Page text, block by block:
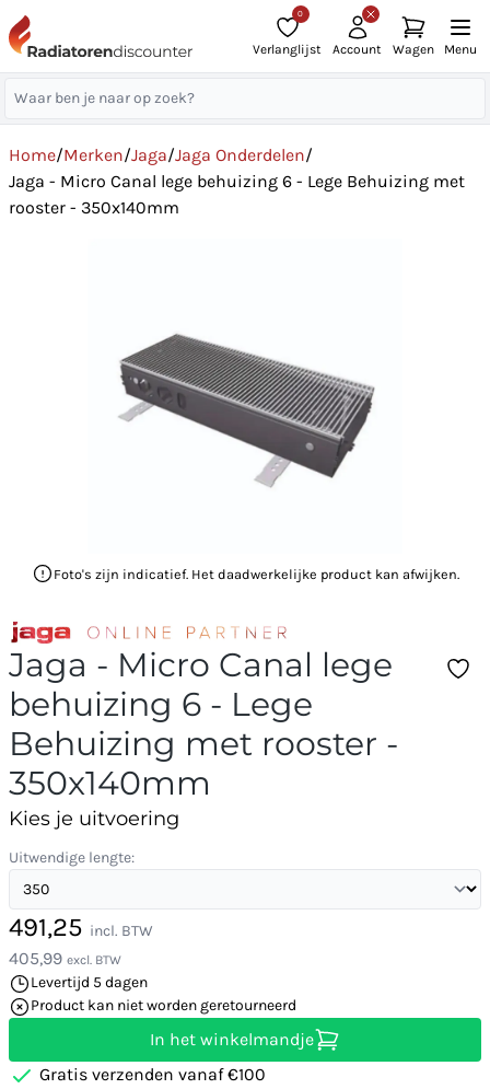
0
Verlanglijst Account Wagen Menu
Home/Merken/Jaga/Jaga Onderdelen/
Jaga - Micro Canal lege behuizing 6 - Lege Behuizing met
rooster - 350x140mm
Foto's zijn indicatief. Het daadwerkelijke product kan afwijken.
Jaga - Micro Canal lege
behuizing 6 - Lege
Behuizing met rooster -
350x140mm
Kies je uitvoering
Uitwendige lengte:
491,25 incl. BTW
405,99 excl. BTW
Levertijd 5 dagen
Product kan niet worden geretourneerd
In het winkelmandje
Gratis verzenden vanaf €100